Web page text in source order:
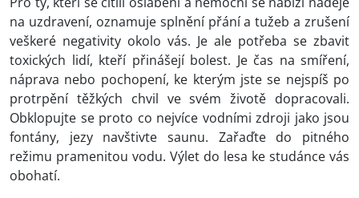
na uzdravení, oznamuje splnění přání a tužeb a zrušení
veškeré negativity okolo vás. Je ale potřeba se zbavit
toxických lidí, kteří přinášejí bolest. Je čas na smíření,
náprava nebo pochopení, ke kterým jste se nejspíš po
protrpění těžkých chvil ve svém životě dopracovali.
Obklopujte se proto co nejvíce vodními zdroji jako jsou
fontány, jezy navštivte saunu. Zařaďte do pitného
režimu pramenitou vodu. Výlet do lesa ke studánce vás
obohatí.